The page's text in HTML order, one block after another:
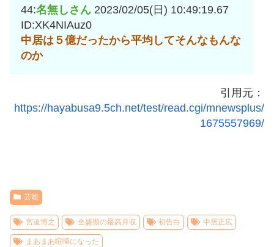
44:名無しさん 2023/02/05(日) 10:49:19.67
ID:XK4NIAuz0
中居は５億だったから平均してそんなもんな
のか
引用元：
https://hayabusa9.5ch.net/test/read.cgi/mnewsplus/
1675557969/
芸能
宮迫博之 全盛期の最高月収 初告白 中居正広
まあまあ喧嘩になった